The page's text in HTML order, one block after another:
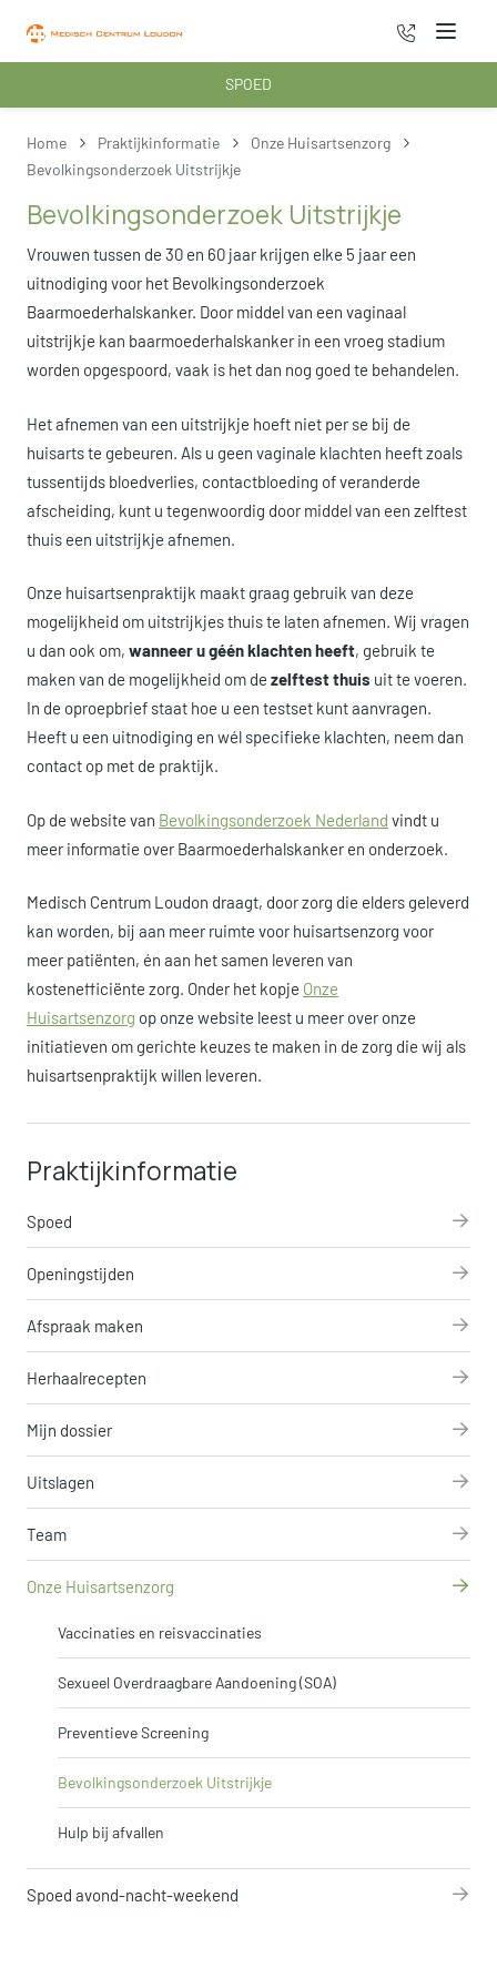
Menu
070 - 222
SPOED
Home Praktijkinformatie
Onze Huisartsenzorg
Bevolkingsonderzoek Uitstrijkje
Bevolkingsonderzoek Uitstrijkje
Vrouwen tussen de 30 en 60 jaar krijgen elke 5 jaar een
uitnodiging voor het Bevolkingsonderzoek
Baarmoederhalskanker. Door middel van een vaginaal
uitstrijkje kan baarmoederhalskanker in een vroeg stadium
worden opgespoord, vaak is het dan nog goed te behandelen.
Het afnemen van een uitstrijkje hoeft niet per se bij de
huisarts te gebeuren. Als u geen vaginale klachten heeft zoals
tussentijds bloedverlies, contactbloeding of veranderde
afscheiding, kunt u tegenwoordig door middel van een zelftest
thuis een uitstrijkje afnemen.
Onze huisartsenpraktijk maakt graag gebruik van deze
mogelijkheid om uitstrijkjes thuis te laten afnemen. Wij vragen
u dan ook om, wanneer u géén klachten heeft, gebruik te
maken van de mogelijkheid om de zelftest thuis uit te voeren.
In de oproepbrief staat hoe u een testset kunt aanvragen.
Heeft u een uitnodiging en wél specifieke klachten, neem dan
contact op met de praktijk.
Op de website van Bevolkingsonderzoek Nederland vindt u
meer informatie over Baarmoederhalskanker en onderzoek.
Medisch Centrum Loudon draagt, door zorg die elders geleverd
kan worden, bij aan meer ruimte voor huisartsenzorg voor
meer patiënten, én aan het samen leveren van
kostenefficiënte zorg. Onder het kopje Onze
Huisartsenzorg op onze website leest u meer over onze
initiatieven om gerichte keuzes te maken in de zorg die wij als
huisartsenpraktijk willen leveren.
Praktijkinformatie
Spoed
Openingstijden
Afspraak maken
Herhaalrecepten
Mijn dossier
Uitslagen
Team
Onze Huisartsenzorg
Vaccinaties en reisvaccinaties
Sexueel Overdraagbare Aandoening (SOA)
Preventieve Screening
Bevolkingsonderzoek Uitstrijkje
Hulp bij afvallen
Spoed avond-nacht-weekend